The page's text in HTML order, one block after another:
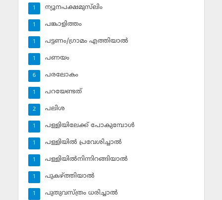
ന്യൂനപക്ഷമുസ്‌ലിം
1
പങ്കാളിത്തം
1
പട്ടണം/ഗ്രാമം എത്തിയാല്‍
1
പണയം
1
പരലോകം
6
പറയേണ്ടത്
1
പലിശ
2
പള്ളിയിലേക്ക് പോകുമ്പോള്‍
1
പള്ളിയില്‍ പ്രവേശിച്ചാല്‍
1
പള്ളിയില്‍നിന്നിറങ്ങിയാല്‍
1
പുകഴ്ത്തിയാല്‍
1
പുതുവസ്ത്രം ധരിച്ചാല്‍
1